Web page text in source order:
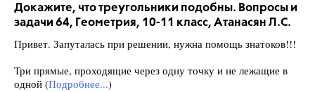
Докажите, что треугольники подобны. Вопросы и
задачи 64, Геометрия, 10-11 класс, Атанасян Л.С.
Привет. Запуталась при решении, нужна помощь знатоков!!!
Три прямые, проходящие через одну точку и не лежащие в
одной (Подробнее...)